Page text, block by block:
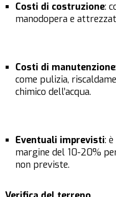
Costi di costruzione:
manodopera e
Costi di manutenzione
come pulizia,
chimico dell’acqua.
Eventuali imprevisti:
margine del 10-20%
non previste.